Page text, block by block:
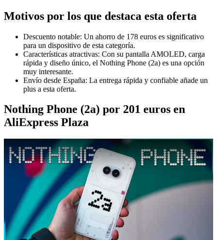
Motivos por los que destaca esta oferta
Descuento notable: Un ahorro de 178 euros es significativo
para un dispositivo de esta categoría.
Características atractivas: Con su pantalla AMOLED, carga
rápida y diseño único, el Nothing Phone (2a) es una opción
muy interesante.
Envío desde España: La entrega rápida y confiable añade un
plus a esta oferta.
Nothing Phone (2a) por 201 euros en
AliExpress Plaza